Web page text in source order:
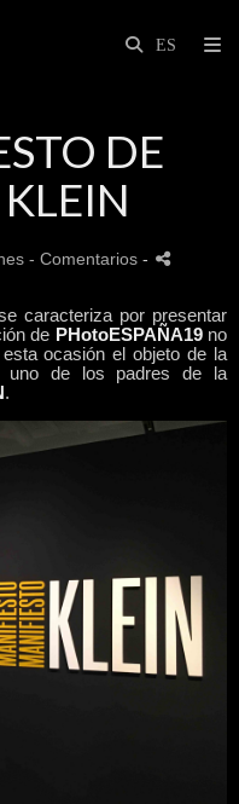
DE
- Comentarios -
caracteriza por presentar
de PHotoESPAÑA19no
ocasión el objeto de la
uno de los padres de la
.